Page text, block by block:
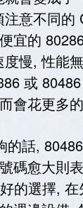
意不同的
宜的
慢, 性能
或
會花更多的
話,
碼愈大則
的選擇,